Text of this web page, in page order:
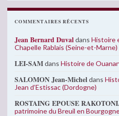
COMMENTAIRES RÉCENTS
Jean Bernard Duvaldans Histoire
Chapelle Rablais (Seine-et-Marne)
LEI-SAMdans Histoire de
SALOMON Jean-Micheldans
Jean d’Estissac (Dordogne)
ROSTAING EPOUSE
patrimoine du Breuil en